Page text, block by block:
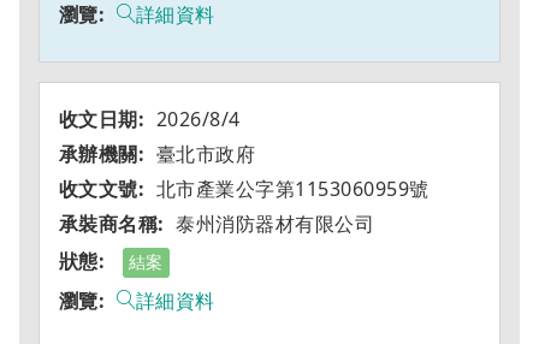
詳細資料
2026/8/4
臺北市政府
北市產業公字第1153060959號
泰州消防器材有限公司
結案
詳細資料